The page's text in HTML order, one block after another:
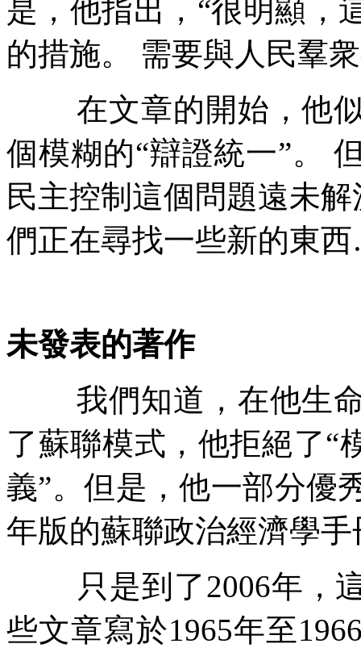
是，他指出， “很明顯，
的措施。
需要與人民羣
在文章的開始，他
個模糊的“辯證統一”。
民主控制這個問題遠未解
們正在尋找一些新的東西
未發表的著作
我們知道，在他生
了蘇聯模式，他拒絕了“
義”。但是，他一部分優
年版的蘇聯政治經濟學
只是到了2006年，
些文章寫於1965年至